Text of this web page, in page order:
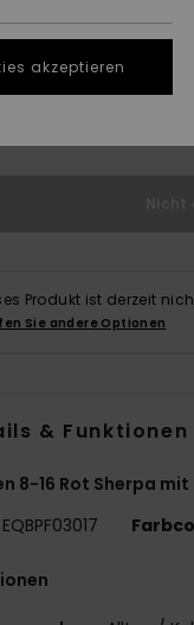
10
Produkt ist derzeit
Sie andere Optionen
& Funktionen
8-16 Rot Sherpa
EQBPF03017
akzeptieren